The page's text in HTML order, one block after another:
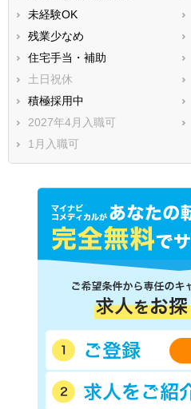
未経験OK
残業少なめ
住宅手当・補助
土日祝休
積極採用中
2027年4月入職可
1月入職可